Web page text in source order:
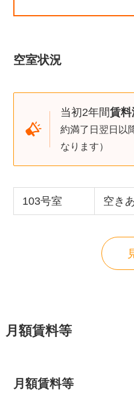
空室状況
当初2年間賃料
約満了日翌日以
なります）
103号室 空き
月額賃料等
月額賃料等